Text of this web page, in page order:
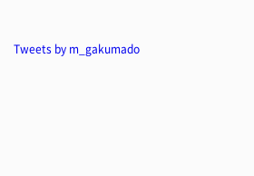
Tweets by m_gakumado